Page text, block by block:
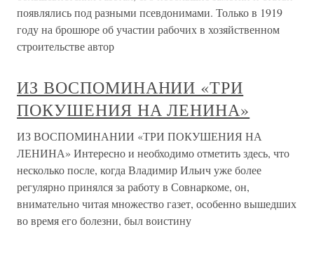
появлялись под разными псевдонимами. Только в 1919
году на брошюре об участии рабочих в хозяйственном
строительстве автор
ИЗ ВОСПОМИНАНИИ «ТРИ
ПОКУШЕНИЯ НА ЛЕНИНА»
ИЗ ВОСПОМИНАНИИ «ТРИ ПОКУШЕНИЯ НА
ЛЕНИНА» Интересно и необходимо отметить здесь, что
несколько после, когда Владимир Ильич уже более
регулярно принялся за работу в Совнаркоме, он,
внимательно читая множество газет, особенно вышедших
во время его болезни, был воистину